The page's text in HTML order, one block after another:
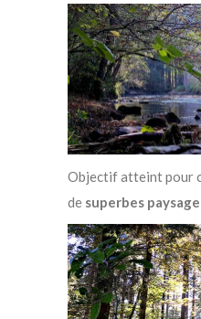
Objectif atteint pour
de superbes